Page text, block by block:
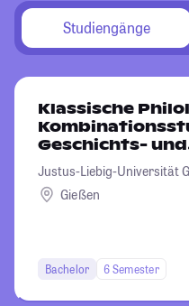
Studiengänge
Klassische
Geschichts- und
Justus-Liebig-Universität
Gießen
Bachelor 6 Semester